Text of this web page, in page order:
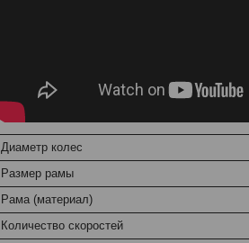
Диаметр колес
Размер рамы
Рама (материал)
Количество скоростей